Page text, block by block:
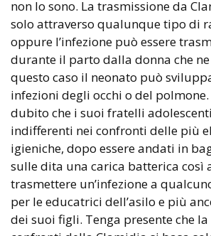
non lo sono. La trasmissione da
solo attraverso qualunque tipo di
oppure l’infezione può essere
durante il parto dalla donna che
questo caso il neonato può
infezioni degli occhi o del
dubito che i suoi fratelli
indifferenti nei confronti delle più
igieniche, dopo essere andati in
sulle dita una carica batterica così
trasmettere un’infezione a
per le educatrici dell’asilo e più
dei suoi figli. Tenga presente che